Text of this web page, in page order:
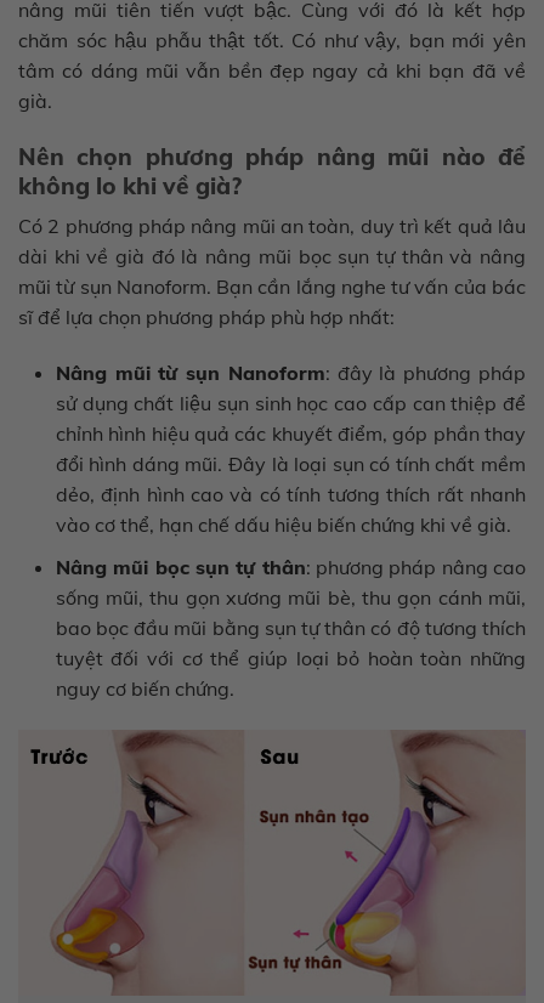
nâng mũi tiên tiến vượt bậc. Cùng với đó là kết hợp
chăm sóc hậu phẫu thật tốt. Có như vậy, bạn mới yên
tâm có dáng mũi vẫn bền đẹp ngay cả khi bạn đã về
già.
Nên chọn phương pháp nâng mũi nào để
không lo khi về già?
Có 2 phương pháp nâng mũi an toàn, duy trì kết quả lâu
dài khi về già đó là nâng mũi bọc sụn tự thân và nâng
mũi từ sụn Nanoform. Bạn cần lắng nghe tư vấn của bác
sĩ để lựa chọn phương pháp phù hợp nhất:
Nâng mũi từ sụn Nanoform: đây là phương pháp
sử dụng chất liệu sụn sinh học cao cấp can thiệp để
chỉnh hình hiệu quả các khuyết điểm, góp phần thay
đổi hình dáng mũi. Đây là loại sụn có tính chất mềm
dẻo, định hình cao và có tính tương thích rất nhanh
vào cơ thể, hạn chế dấu hiệu biến chứng khi về già.
Nâng mũi bọc sụn tự thân: phương pháp nâng cao
sống mũi, thu gọn xương mũi bè, thu gọn cánh mũi,
bao bọc đầu mũi bằng sụn tự thân có độ tương thích
tuyệt đối với cơ thể giúp loại bỏ hoàn toàn những
nguy cơ biến chứng.